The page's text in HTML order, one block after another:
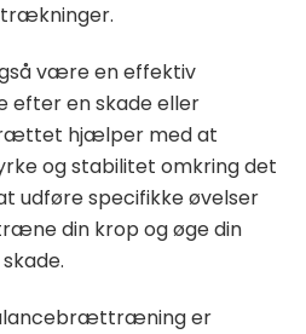
være en effektiv
en skade eller
hjælper med at
og stabilitet omkring det
udføre specifikke øvelser
din krop og øge din
er